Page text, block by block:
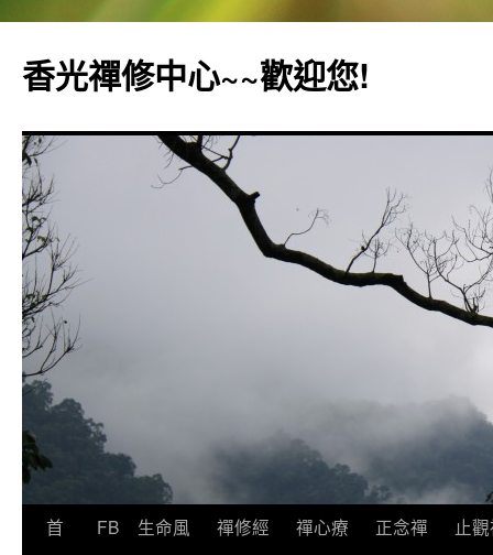
香光禪修中心~~歡迎您!
首
FB
生命風
禪修經
禪心療
正念禪
止